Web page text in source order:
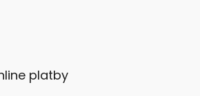
platby